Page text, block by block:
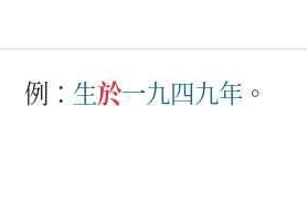
例： 生於一九四九年 。